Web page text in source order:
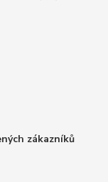
zákazníků